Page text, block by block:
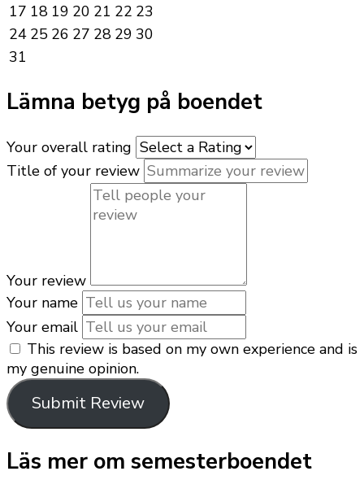
17 18 19 20 21 22 23
24 25 26 27 28 29 30
31
Lämna betyg på boendet
Your overall rating
Title of your review
Your review
Your name
Your email
This review is based on my own experience and is
my genuine opinion.
Submit Review
Läs mer om semesterboendet